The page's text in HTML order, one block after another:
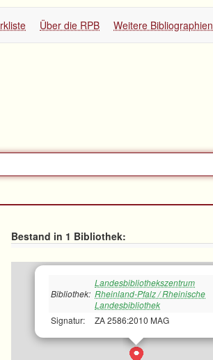
Über die RPB Weitere Bibliographien
Bestand in 1 Bibliothek:
Bibliothek:
Landesbibliothekszentrum
Rheinland-Pfalz / Rheinische
Landesbibliothek
Signatur:
ZA 2586:2010 MAG